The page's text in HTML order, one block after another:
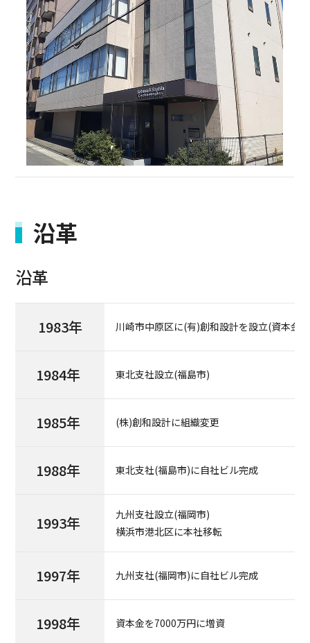
沿革
沿革
1983年 川崎市中原区に(有)創和設計を設立(資本金
1984年 東北支社設立(福島市)
1985年 (株)創和設計に組織変更
1988年 東北支社(福島市)に自社ビル完成
1993年
九州支社設立(福岡市)
横浜市港北区に本社移転
1997年 九州支社(福岡市)に自社ビル完成
1998年 資本金を7000万円に増資